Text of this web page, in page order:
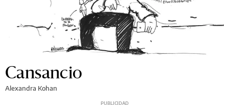
Cansancio
Alexandra Kohan